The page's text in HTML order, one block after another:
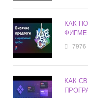
КАК
ФИГМЕ
7976
КАК